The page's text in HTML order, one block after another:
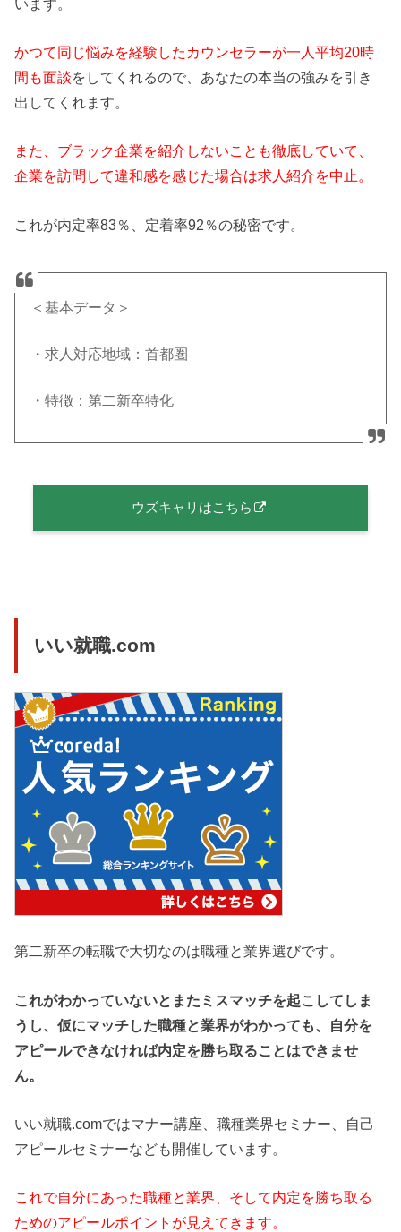
います。
かつて同じ悩みを経験したカウンセラーが一人平均20時
間も面談をしてくれるので、あなたの本当の強みを引き
出してくれます。
また、ブラック企業を紹介しないことも徹底していて、
企業を訪問して違和感を感じた場合は求人紹介を中止。
これが内定率83％、定着率92％の秘密です。
＜基本データ＞
・求人対応地域：首都圏
・特徴：第二新卒特化
ウズキャリはこちら
いい就職.com
第二新卒の転職で大切なのは職種と業界選びです。
これがわかっていないとまたミスマッチを起こしてしま
うし、仮にマッチした職種と業界がわかっても、自分を
アピールできなければ内定を勝ち取ることはできませ
ん。
いい就職.comではマナー講座、職種業界セミナー、自己
アピールセミナーなども開催しています。
これで自分にあった職種と業界、そして内定を勝ち取る
ためのアピールポイントが見えてきます。